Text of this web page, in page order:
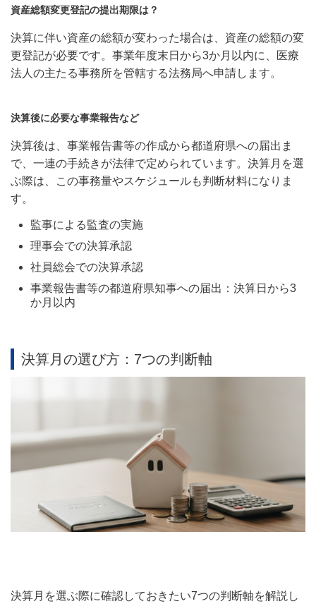
資産総額変更登記の提出期限は？
決算に伴い資産の総額が変わった場合は、資産の総額の変
更登記が必要です。事業年度末日から3か月以内に、医療
法人の主たる事務所を管轄する法務局へ申請します。
決算後に必要な事業報告など
決算後は、事業報告書等の作成から都道府県への届出ま
で、一連の手続きが法律で定められています。決算月を選
ぶ際は、この事務量やスケジュールも判断材料になりま
す。
監事による監査の実施
理事会での決算承認
社員総会での決算承認
事業報告書等の都道府県知事への届出：決算日から3
か月以内
決算月の選び方：7つの判断軸
決算月を選ぶ際に確認しておきたい7つの判断軸を解説し